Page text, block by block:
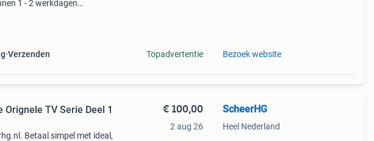
1 - 2 werkdagen
Verzenden Topadvertentie Bezoek website
Orignele TV Serie Deel 1
Betaal simpel met ideal,
€ 100,00
2 aug 26
ScheerHG
Heel Nederland